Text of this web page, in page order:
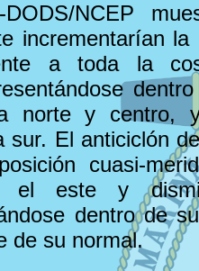
NCEP
incrementarían la
a toda la
norte y centro, y
sur. El anticiclón
cuasi-
el este y
dentro de
de su normal.